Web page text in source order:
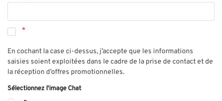
En cochant la case ci-dessus, j’accepte que les informations
saisies soient exploitées dans le cadre de la prise de contact et de
la réception d’offres promotionnelles.
Sélectionnez l'image Chat